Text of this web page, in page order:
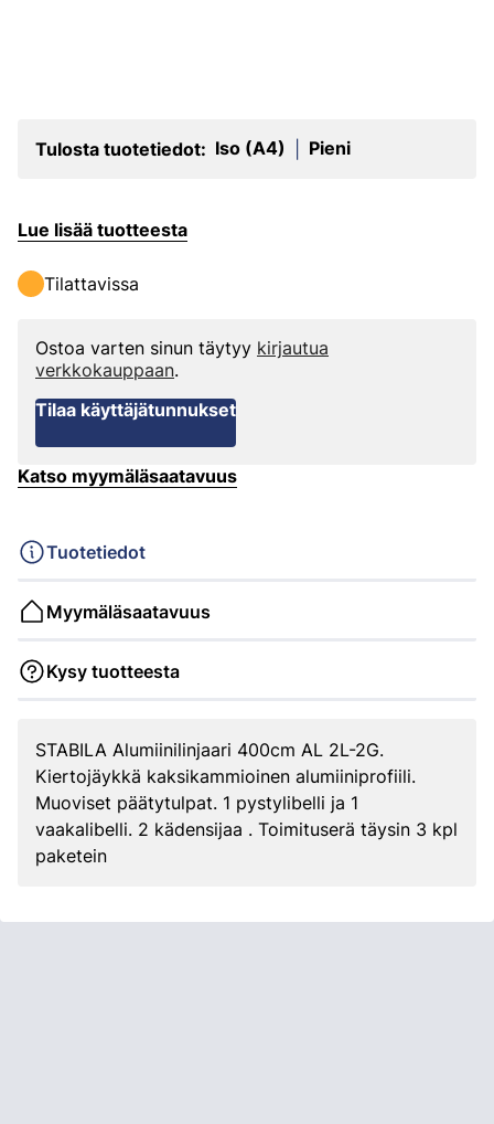
Tulosta tuotetiedot: Iso (A4) Pieni
Lue lisää tuotteesta
Tilattavissa
Ostoa varten sinun täytyy kirjautua
verkkokauppaan.
Tilaa käyttäjätunnukset
Katso myymäläsaatavuus
Tuotetiedot
Myymäläsaatavuus
Kysy tuotteesta
STABILA Alumiinilinjaari 400cm AL 2L-2G.
Kiertojäykkä kaksikammioinen alumiiniprofiili.
Muoviset päätytulpat. 1 pystylibelli ja 1
vaakalibelli. 2 kädensijaa . Toimituserä täysin 3 kpl
paketein